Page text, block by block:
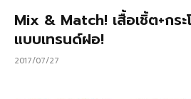
Mix & Match! เสื้อเชิ้ต+กร
แบบเทรนด์ฝอ!
2017/07/27